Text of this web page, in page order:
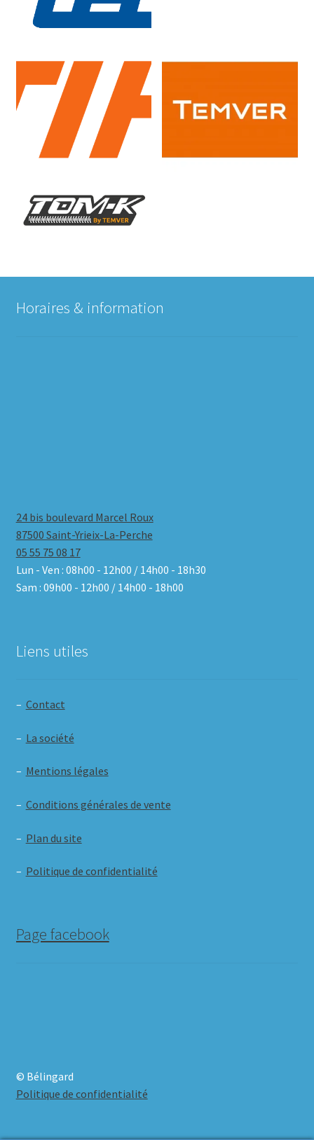
Horaires & information
24 bis boulevard Marcel Roux
87500 Saint-Yrieix-La-Perche
05 55 75 08 17
Lun - Ven : 08h00 - 12h00 / 14h00 - 18h30
Sam : 09h00 - 12h00 / 14h00 - 18h00
Liens utiles
– Contact
– La société
– Mentions légales
– Conditions générales de vente
– Plan du site
– Politique de confidentialité
Page facebook
© Bélingard
Politique de confidentialité